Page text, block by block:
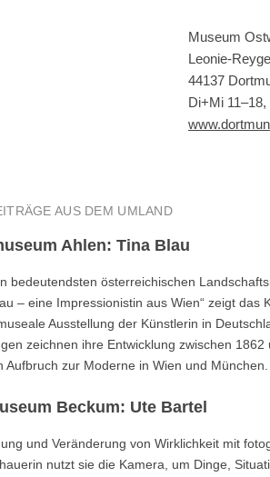
Museum
Leonie-
44137
Di+Mi
AUS DEM UMLAND
Ahlen: Tina Blau
bedeutendsten österreichischen
– eine Impressionistin aus Wien“ zeigt
Ausstellung der Künstlerin in
zeichnen ihre Entwicklung zwischen
Aufbruch zur Moderne in Wien und München.
Beckum: Ute Bartel
und Veränderung von Wirklichkeit mit
nutzt sie die Kamera, um Dinge,